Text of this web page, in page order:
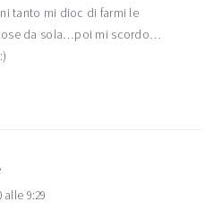
tanto mi dioc di farmi le
da sola…poi mi scordo…
alle 9:29